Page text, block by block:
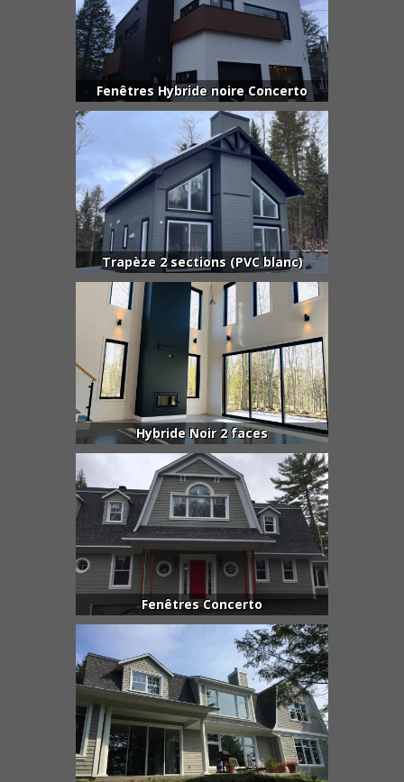
Fenêtres Hybride noire Concerto
Trapèze 2 sections (PVC blanc)
Hybride Noir 2 faces
Fenêtres Concerto